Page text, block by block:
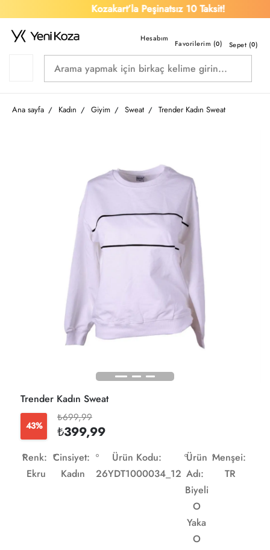
Kozakart’la Peşinatsız 10 Taksit!
Favorilerim (0) Sepet (0)
Ana sayfa Kadın Giyim Sweat Trender Kadın Sweat
Trender Kadın Sweat
43%
₺699,99
₺399,99
Renk:
Ekru
Cinsiyet:
Kadın
Ürün Kodu:
26YDT1000034_12
Ürün
Adı:
Biyeli
O
Yaka
O
Menşei:
TR